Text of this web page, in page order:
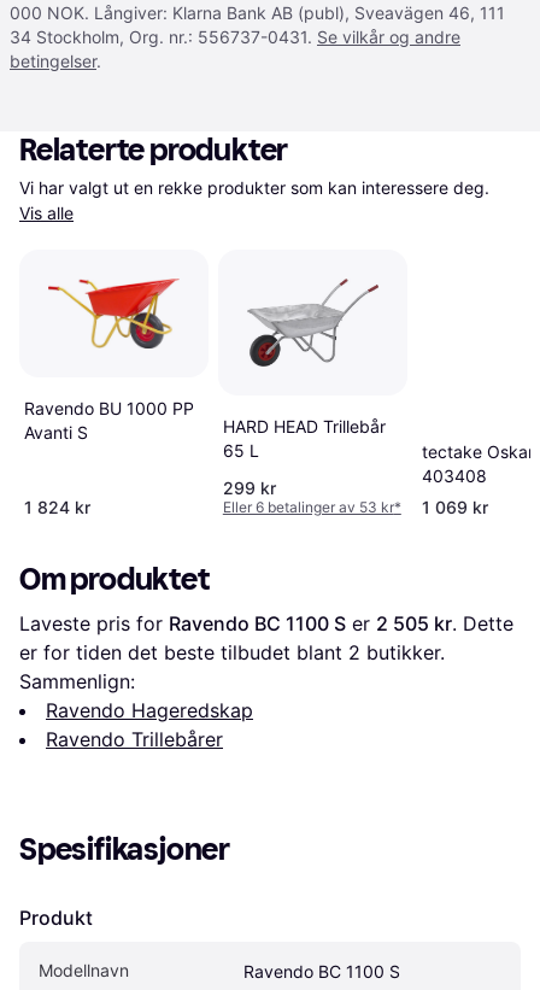
000 NOK. Långiver: Klarna Bank AB (publ), Sveavägen 46, 111
34 Stockholm, Org. nr.: 556737-0431. Se vilkår og andre
betingelser.
Relaterte produkter
Vis alle
Ravendo BU 1000 PP
Avanti S
1 824 kr
HARD HEAD Trillebår
65 L
299 kr
Eller 6 betalinger av 53 kr*
tectake Oskar
403408
1 069 kr
Om produktet
Laveste pris for Ravendo BC 1100 S er 2 505 kr. Dette
er for tiden det beste tilbudet blant 2 butikker.
Sammenlign:
Ravendo Hageredskap
Ravendo Trillebårer
Spesifikasjoner
Produkt
Modellnavn Ravendo BC 1100 S